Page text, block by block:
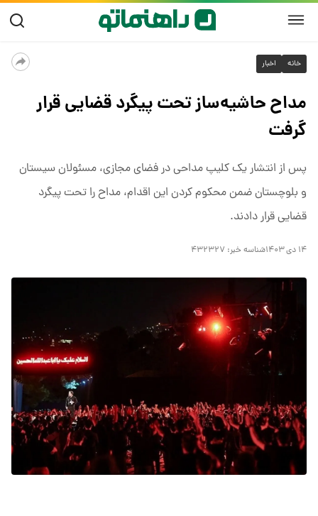
خانه اخبار
مداح حاشیه‌ساز تحت پیگرد قضایی قرار
گرفت
پس از انتشار یک کلیپ مداحی در فضای مجازی، مسئولان سیستان
و بلوچستان ضمن محکوم کردن این اقدام، مداح را تحت پیگرد
قضایی قرار دادند.
۱۴ دی ۱۴۰۳ شناسه خبر: ۴۳۲۳۲۷